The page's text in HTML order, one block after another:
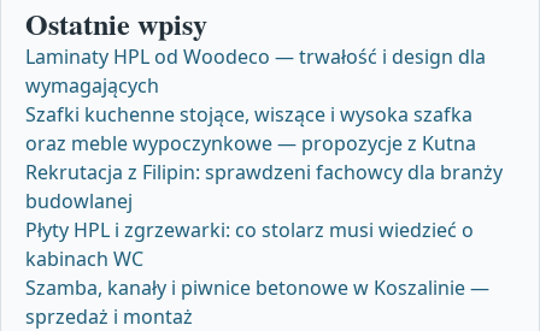
Ostatnie wpisy
Laminaty HPL od Woodeco — trwałość i design dla
wymagających
Szafki kuchenne stojące, wiszące i wysoka szafka
oraz meble wypoczynkowe — propozycje z Kutna
Rekrutacja z Filipin: sprawdzeni fachowcy dla branży
budowlanej
Płyty HPL i zgrzewarki: co stolarz musi wiedzieć o
kabinach WC
Szamba, kanały i piwnice betonowe w Koszalinie —
sprzedaż i montaż